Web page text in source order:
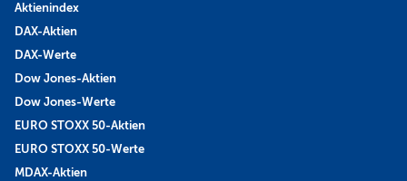
Aktienindex
DAX-Aktien
DAX-Werte
Dow Jones-Aktien
Dow Jones-Werte
EURO STOXX 50-Aktien
EURO STOXX 50-Werte
MDAX-Aktien